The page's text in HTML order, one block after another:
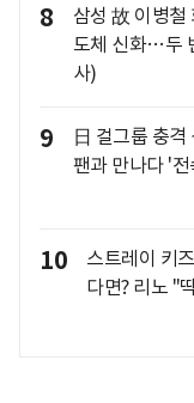
8
삼성 故 이병철
도체 신화…두
사)
9
日 걸그룹 충
팬과 만나다 '
10
스트레이 키
다면? 리노 "